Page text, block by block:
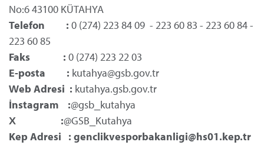
No:6 43100 KÜTAHYA
Telefon : 0 (274) 223 84 09 - 223 60 83 - 223 60 84 -
223 60 85
Faks : 0 (274) 223 22 03
E-posta : kutahya@gsb.gov.tr
Web Adresi : kutahya.gsb.gov.tr
İnstagram :@gsb_kutahya
X :@GSB_Kutahya
Kep Adresi : genclikvesporbakanligi@hs01.kep.tr
Kredi/Yurt E-
Ödeme